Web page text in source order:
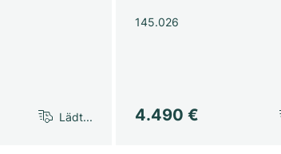
Lädt...
145.026
4.490 €